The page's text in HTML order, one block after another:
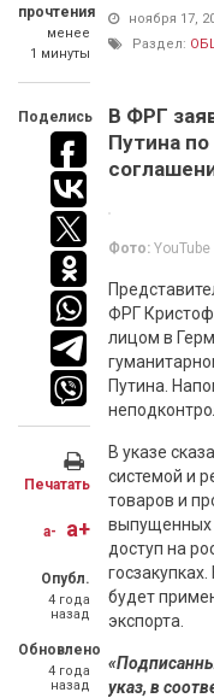
прочтения
менее
1 минуты
Поделись
Печатать
a- a+
Опубл.
4 года
назад
Обновлено
4 года
назад
ноября 17,
Раздел:
В ФРГ
Путина
Фото: YouTube
ФРГ
лицом в
Путина.
В указе
системой и
товаров и
доступ на
будет
экспорта.
указ, в